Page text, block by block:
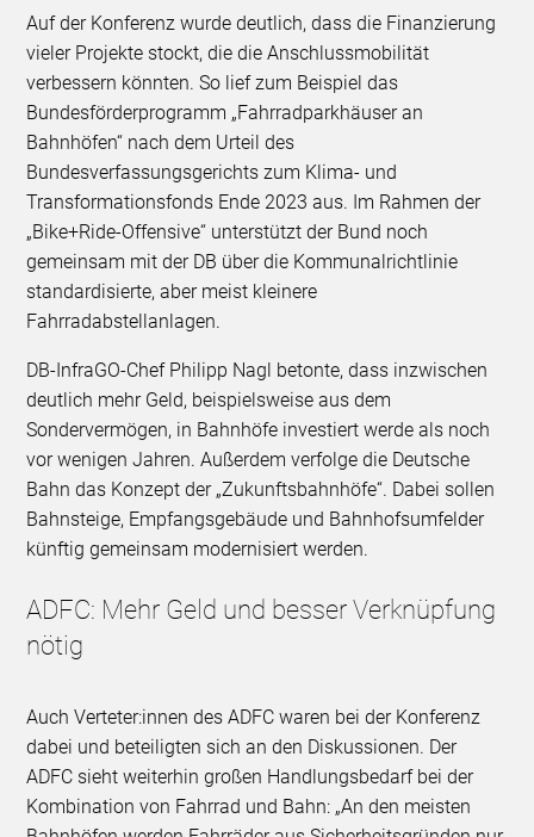
Auf der Konferenz wurde deutlich, dass die Finanzierung
vieler Projekte stockt, die die Anschlussmobilität
verbessern könnten. So lief zum Beispiel das
Bundesförderprogramm „Fahrradparkhäuser an
Bahnhöfen“ nach dem Urteil des
Bundesverfassungsgerichts zum Klima- und
Transformationsfonds Ende 2023 aus. Im Rahmen der
„Bike+Ride-Offensive“ unterstützt der Bund noch
gemeinsam mit der DB über die Kommunalrichtlinie
standardisierte, aber meist kleinere
Fahrradabstellanlagen.
DB-InfraGO-Chef Philipp Nagl betonte, dass inzwischen
deutlich mehr Geld, beispielsweise aus dem
Sondervermögen, in Bahnhöfe investiert werde als noch
vor wenigen Jahren. Außerdem verfolge die Deutsche
Bahn das Konzept der „Zukunftsbahnhöfe“. Dabei sollen
Bahnsteige, Empfangsgebäude und Bahnhofsumfelder
künftig gemeinsam modernisiert werden.
ADFC: Mehr Geld und besser Verknüpfung
nötig
Auch Verteter:innen des ADFC waren bei der Konferenz
dabei und beteiligten sich an den Diskussionen. Der
ADFC sieht weiterhin großen Handlungsbedarf bei der
Kombination von Fahrrad und Bahn: „An den meisten